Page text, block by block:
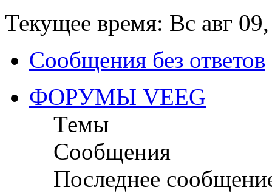
Текущее время: Вс авг
Сообщения без ответов
ФОРУМЫ VEEG
Темы
Сообщения
Последнее